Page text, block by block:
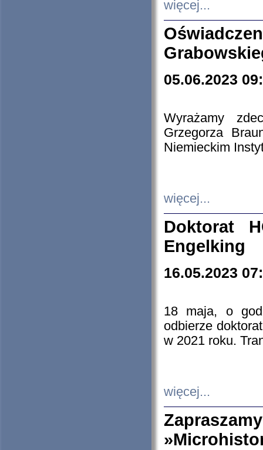
więcej...
05.06.2023
Wyrażamy
Grzegorza
Niemieckim
więcej...
Doktorat
Engelking
16.05.2023
18 maja, o
odbierze
w 2021 roku.
więcej...